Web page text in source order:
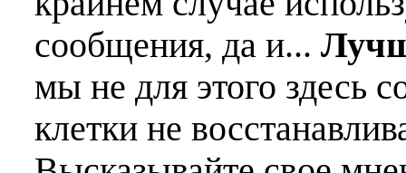
сообщения, да и...
мы не для этого здесь
клетки не